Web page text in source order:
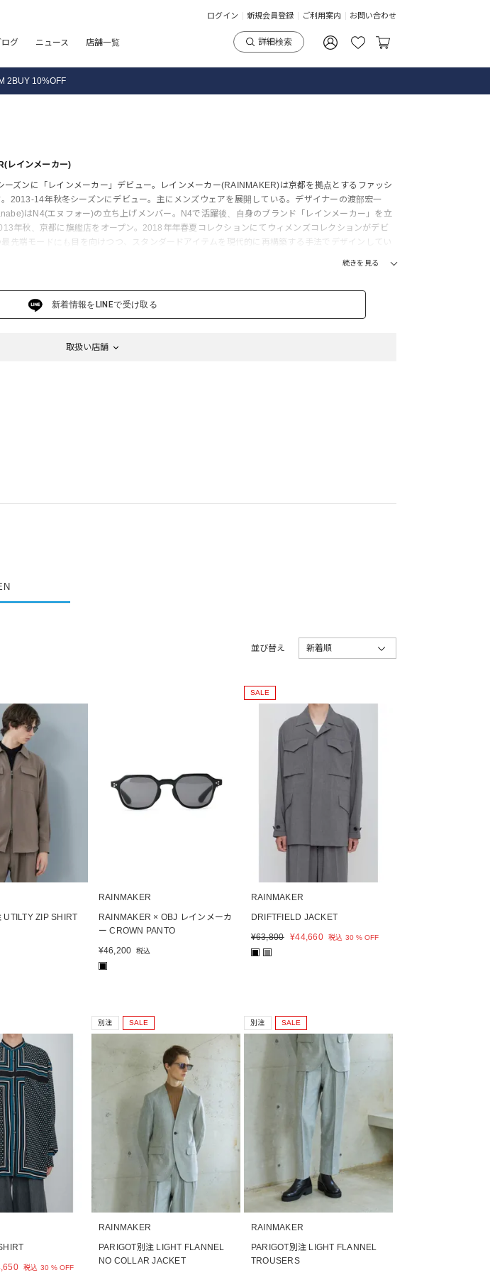
ログイン 新規会員登録 ご利用案内 お問い合わせ
ログ ニュース 店舗一覧 詳細検索
｜全品正規取扱
レインメーカー)
ーズンに「レインメーカー」デビュー。レインメーカー(RAINMAKER)は京都を拠点とするファッシ
。2013-14年秋冬シーズンにデビュー。主にメンズウェアを展開している。デザイナーの渡部宏一
はN4(エヌフォー)の立ち上げメンバー。N4で活躍後、自身のブランド「レインメーカー」を立
年秋、京都に旗艦店をオープン。2018年年春夏コレクションにてウィメンズコレクションがデビ
最先端モードにも目を向けつつ、スタンダードアイテムを現代的に再構築する手法でデザインしてい
続きを見る
新着情報をLINEで受け取る
取扱い店舗
並び替え 新着順
UTILTY ZIP SHIRT
RAINMAKER
RAINMAKER × OBJ レインメーカ
ー CROWN PANTO
¥46,200 税込
■
SALE
RAINMAKER
DRIFTFIELD JACKET
¥63,800 ¥44,660 税込 30 % OFF
■ ■
税込 30 % OFF
別注 SALE
RAINMAKER
PARIGOT別注 LIGHT FLANNEL
NO COLLAR JACKET
別注 SALE
RAINMAKER
PARIGOT別注 LIGHT FLANNEL
TROUSERS